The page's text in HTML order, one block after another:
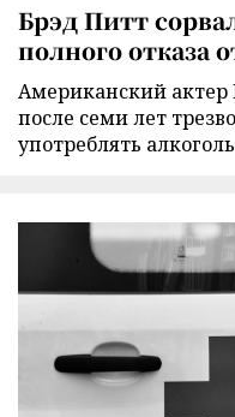
Брэд Питт
полного отказа
Американский актер
после семи лет
употреблять